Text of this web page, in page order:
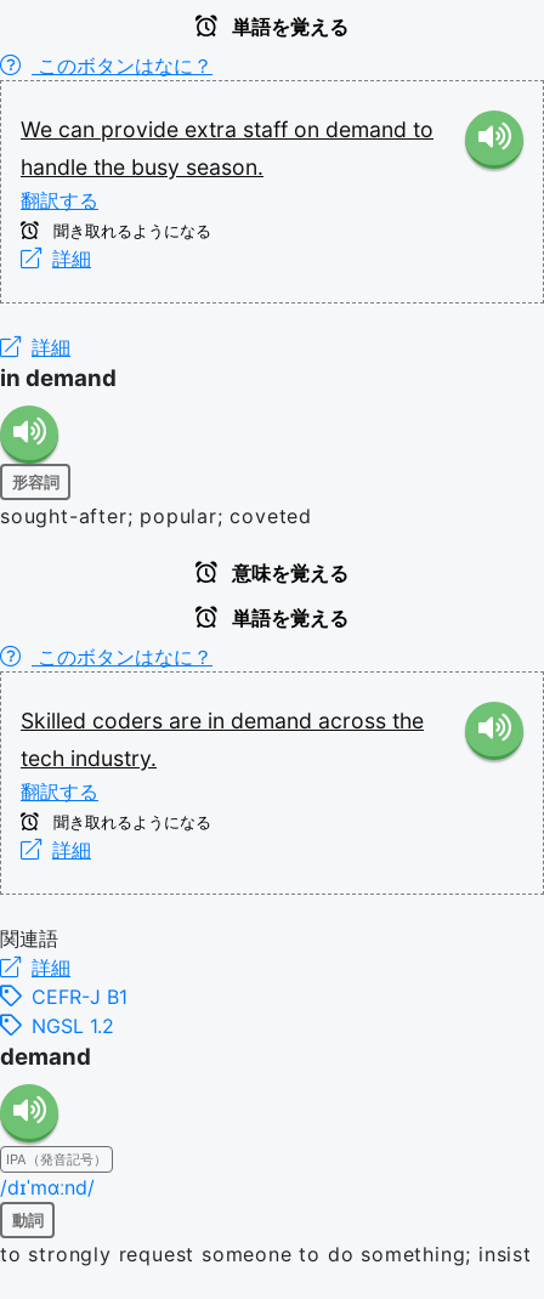
単語を覚える
このボタンはなに？
We can provide extra staff on demand to
handle the busy season.
翻訳する
聞き取れるようになる
詳細
詳細
in demand
形容詞
sought-after; popular; coveted
意味を覚える
単語を覚える
このボタンはなに？
Skilled coders are in demand across the
tech industry.
翻訳する
聞き取れるようになる
詳細
関連語
詳細
CEFR-J B1
NGSL 1.2
demand
IPA（発音記号）
/dɪˈmɑːnd/
動詞
to strongly request someone to do something; insist